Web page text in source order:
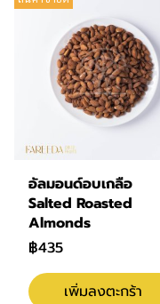
อัลมอนด์อบเกลือ
Salted Roasted
Almonds
฿435
เพิ่มลงตะกร้า